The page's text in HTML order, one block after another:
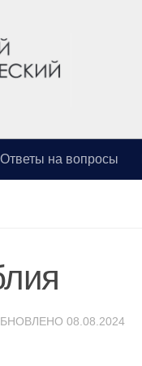
Ответы на вопросы
08.08.2024